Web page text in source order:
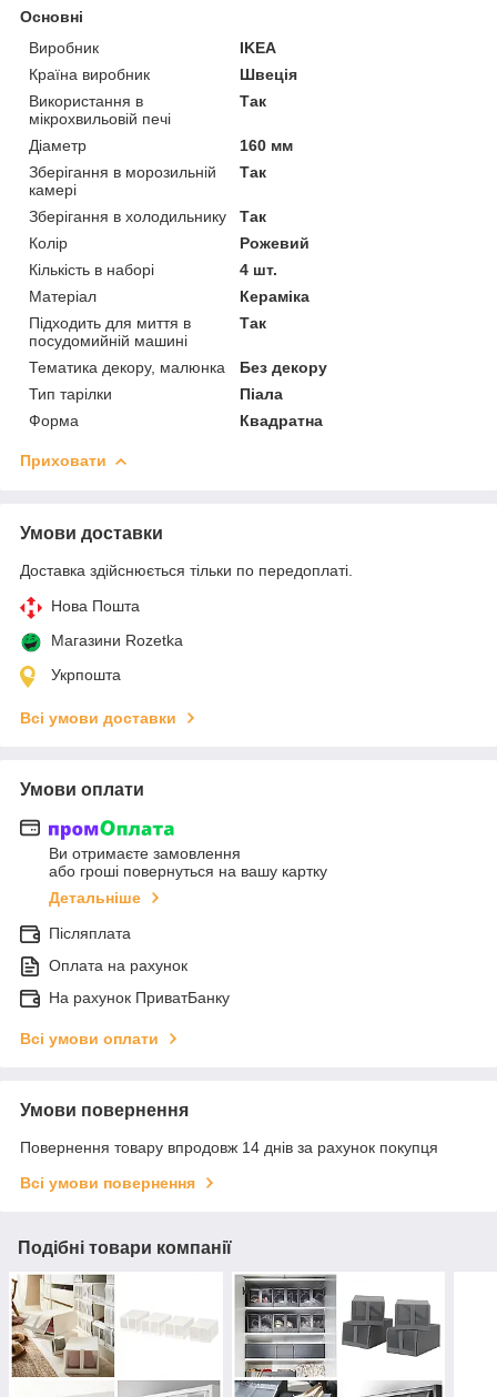
Основні
Виробник
IKEA
Країна виробник
Швеція
Використання в
мікрохвильовій печі
Так
Діаметр
160 мм
Зберігання в морозильній
камері
Так
Зберігання в холодильнику
Так
Колір
Рожевий
Кількість в наборі
4 шт.
Матеріал
Кераміка
Підходить для миття в
посудомийній машині
Так
Тематика декору, малюнка
Без декору
Тип тарілки
Піала
Форма
Квадратна
Приховати
Умови доставки
Доставка здійснюється тільки по передоплаті.
Нова Пошта
Магазини Rozetka
Укрпошта
Всі умови доставки
Умови оплати
Ви отримаєте замовлення
або гроші повернуться на вашу картку
Детальніше
Післяплата
Оплата на рахунок
На рахунок ПриватБанку
Всі умови оплати
Умови повернення
Повернення товару впродовж 14 днів за рахунок покупця
Всі умови повернення
Подібні товари компанії